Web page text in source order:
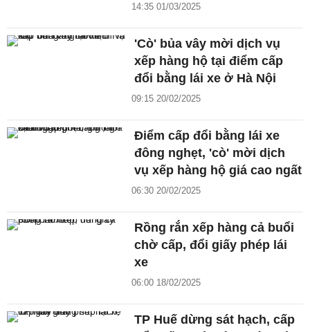
14:35 01/03/2025
'Cò' bủa vây mời dịch vụ
xếp hàng hộ tại điểm cấp
đổi bằng lái xe ở Hà Nội
09:15 20/02/2025
Điểm cấp đổi bằng lái xe
đông nghẹt, 'cò' mời dịch
vụ xếp hàng hộ giá cao ngất
06:30 20/02/2025
Rồng rắn xếp hàng cả buổi
chờ cấp, đổi giấy phép lái
xe
06:00 18/02/2025
TP Huế dừng sát hạch, cấp